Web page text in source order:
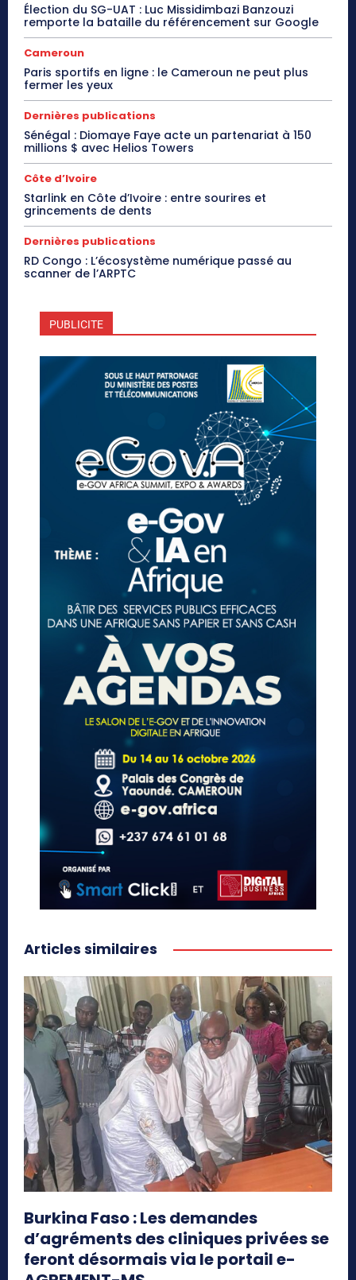
Élection du SG-UAT : Luc Missidimbazi Banzouzi
remporte la bataille du référencement sur Google
Cameroun
Paris sportifs en ligne : le Cameroun ne peut plus
fermer les yeux
Dernières publications
Sénégal : Diomaye Faye acte un partenariat à 150
millions $ avec Helios Towers
Côte d’Ivoire
Starlink en Côte d’Ivoire : entre sourires et
grincements de dents
Dernières publications
RD Congo : L’écosystème numérique passé au
scanner de l’ARPTC
PUBLICITE
Articles similaires
Burkina Faso : Les demandes
d’agréments des cliniques privées se
feront désormais via le portail e-